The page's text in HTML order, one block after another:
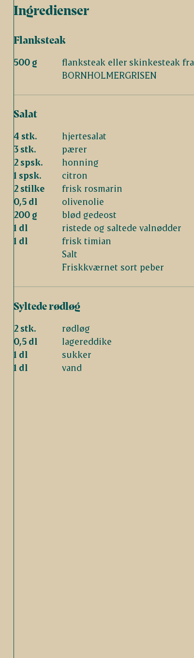
Ingredienser
Flanksteak
500 g
flanksteak eller skinkesteak fra
BORNHOLMERGRISEN
Salat
4 stk.
hjertesalat
3 stk.
pærer
2 spsk.
honning
1 spsk.
citron
2 stilke
frisk rosmarin
0,5 dl
olivenolie
200 g
blød gedeost
1 dl
ristede og saltede valnødder
1 dl
frisk timian
Salt
Friskkværnet sort peber
Syltede rødløg
2 stk.
rødløg
0,5 dl
lagereddike
1 dl
sukker
1 dl
vand